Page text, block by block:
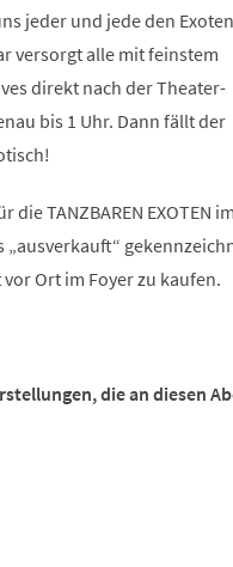
jeder und jede den
versorgt alle mit feinstem
direkt nach der Theater-
bis 1 Uhr. Dann fällt der
die TANZBAREN
„ausverkauft“
Ort im Foyer zu kaufen.
die an diesen